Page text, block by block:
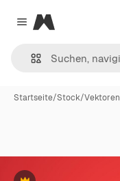
Close menu
Magnific
Startseite/Stock/Vektoren